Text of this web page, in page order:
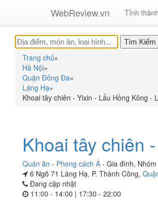
WebReview.vn Tỉnh thành
Trang chủ»
Hà Nội»
Quận Đống Đa»
Láng Hạ»
Khoai tây chiên - Yixin - Lẩu Hồng Kông -
Khoai tây chiên
Quán ăn - Phong cách Á - Gia đình,
6 Ngõ 71 Láng Hạ, P. Thành Công,
Đang cập nhật
11:00 - 14:00 | 17:30 - 22:00